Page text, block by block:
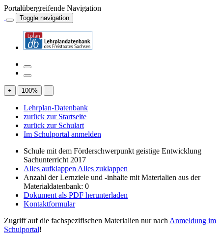
Portalübergreifende Navigation
Toggle navigation
+ 100% -
Lehrplan-Datenbank
zurück zur Startseite
zurück zur Schulart
Im Schulportal anmelden
Schule mit dem Förderschwerpunkt geistige Entwicklung
Sachunterricht 2017
Alles aufklappen Alles zuklappen
Anzahl der Lernziele und -inhalte mit Materialien aus der
Materialdatenbank: 0
Dokument als PDF herunterladen
Kontaktformular
Zugriff auf die fachspezifischen Materialien nur nach Anmeldung im
Schulportal!